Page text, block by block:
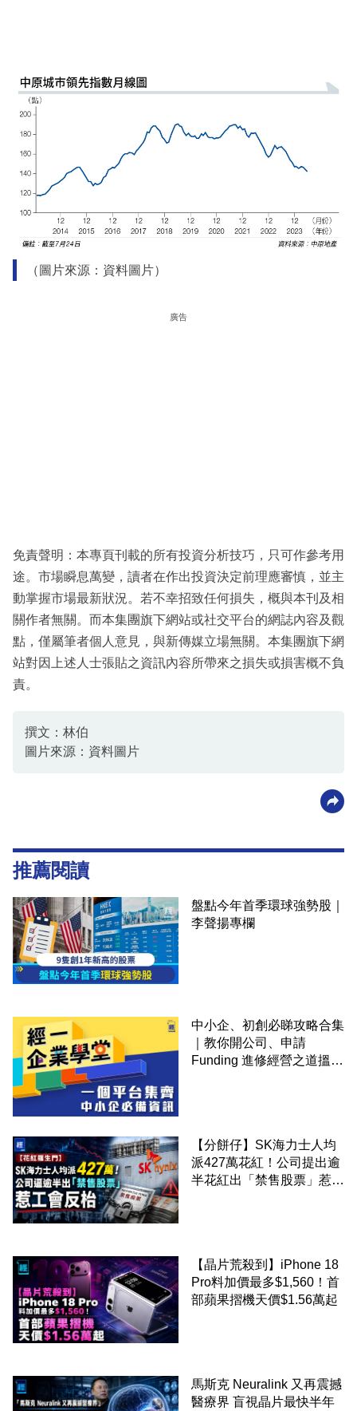
（圖片來源：資料圖片）
廣告
免責聲明：本專頁刊載的所有投資分析技巧，只可作參考用
途。市場瞬息萬變，讀者在作出投資決定前理應審慎，並主
動掌握市場最新狀況。若不幸招致任何損失，概與本刊及相
關作者無關。而本集團旗下網站或社交平台的網誌內容及觀
點，僅屬筆者個人意見，與新傳媒立場無關。本集團旗下網
站對因上述人士張貼之資訊內容所帶來之損失或損害概不負
責。
撰文：林伯
圖片來源：資料圖片
推薦閱讀
盤點今年首季環球強勢股｜
李聲揚專欄
中小企、初創必睇攻略合集
｜教你開公司、申請
Funding 進修經營之道搵大
【分餅仔】SK海力士人均
派427萬花紅！公司提出逾
半花紅出「禁售股票」惹工
【晶片荒殺到】iPhone 18
Pro料加價最多$1,560！首
部蘋果摺機天價$1.56萬起
馬斯克 Neuralink 又再震撼
醫療界 盲視晶片最快半年